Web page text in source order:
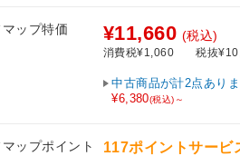
ップ特価 ¥11,660 (税込)
消費税¥1,060 税抜
中古商品が計2点あり
¥6,380(税込)～
ップポイント 117ポイントサービ